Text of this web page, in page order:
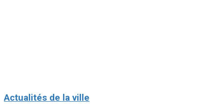
Actualités de la ville